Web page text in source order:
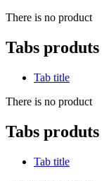
There is no product
Tabs produts
Tab title
There is no product
Tabs produts
Tab title